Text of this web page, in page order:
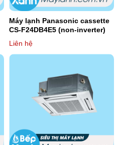
Máy lạnh Panasonic cassette
CS-F24DB4E5 (non-inverter)
Liên hệ